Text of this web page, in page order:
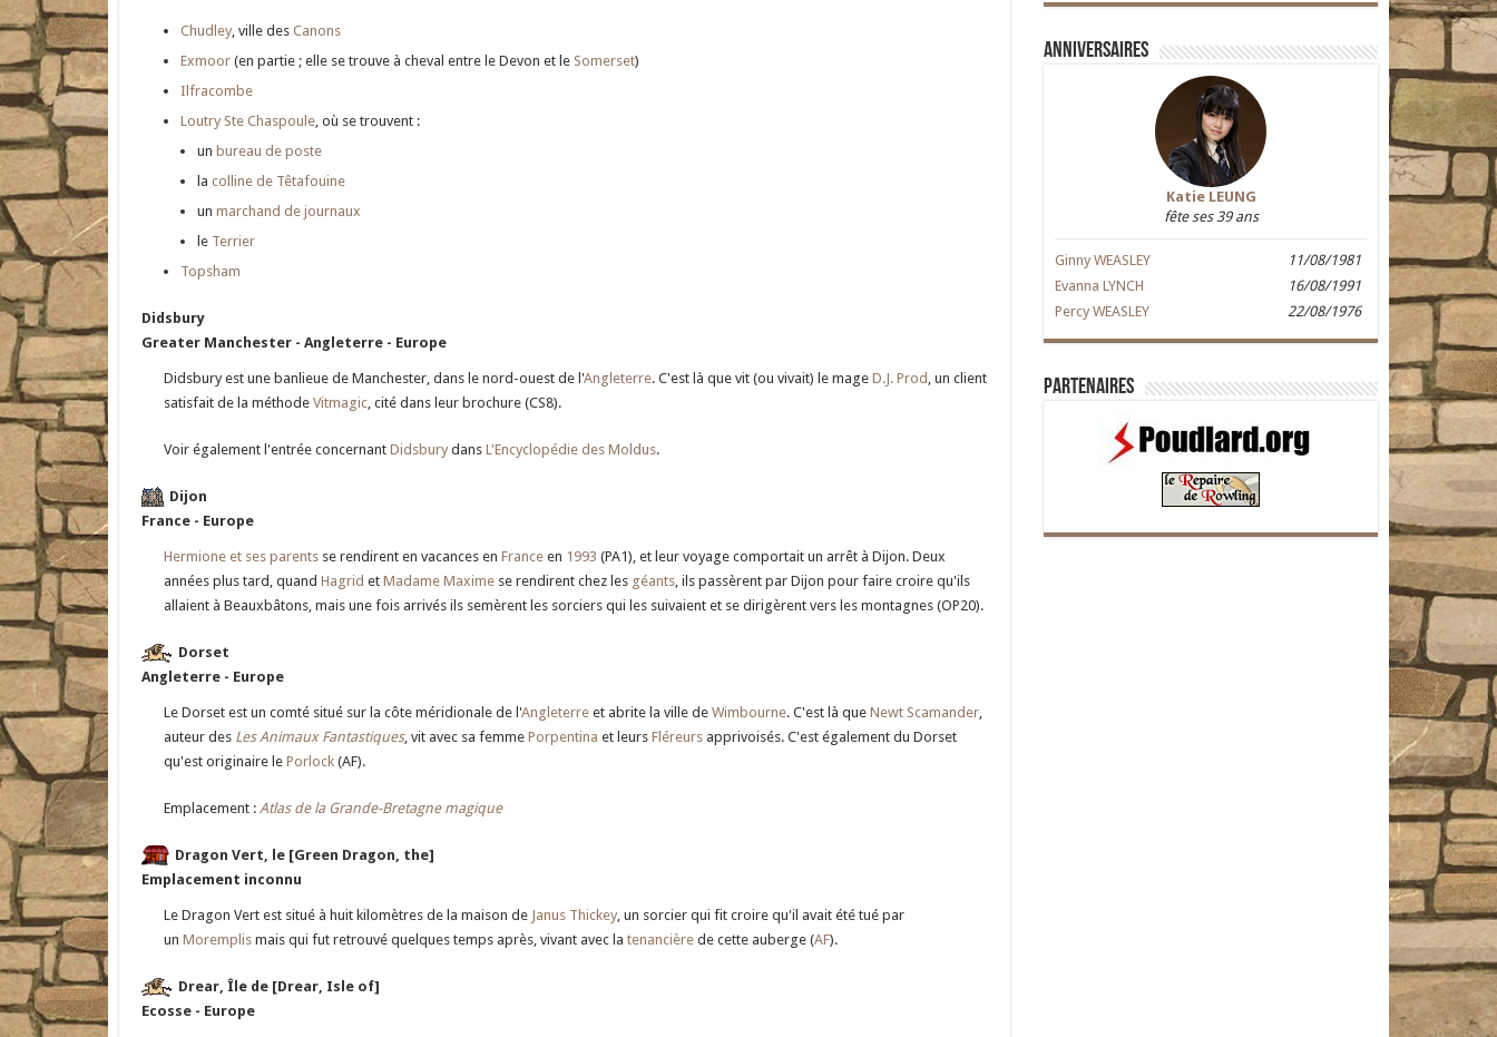
Chudley, ville des Canons
Exmoor (en partie ; elle se trouve à cheval entre le Devon et le Somerset)
Ilfracombe
Loutry Ste Chaspoule, où se trouvent :
un bureau de poste
la colline de Têtafouine
un marchand de journaux
le Terrier
Topsham
Didsbury
Greater Manchester - Angleterre - Europe
Didsbury est une banlieue de Manchester, dans le nord-ouest de l'Angleterre. C'est là que vit (ou vivait) le mage D.J. Prod , un client
satisfait de la méthode Vitmagic, cité dans leur brochure (CS8).
Voir également l'entrée concernant Didsbury dans L'Encyclopédie des Moldus.
Dijon
France - Europe
Hermione et ses parents se rendirent en vacances en France en 1993 (PA1), et leur voyage comportait un arrêt à Dijon. Deux
années plus tard, quand Hagrid et Madame Maxime se rendirent chez les géants, ils passèrent par Dijon pour faire croire qu'ils
allaient à Beauxbâtons, mais une fois arrivés ils semèrent les sorciers qui les suivaient et se dirigèrent vers les montagnes (OP20).
Dorset
Angleterre - Europe
Le Dorset est un comté situé sur la côte méridionale de l'Angleterre et abrite la ville de Wimbourne. C'est là que Newt Scamander,
auteur des Les Animaux Fantastiques, vit avec sa femme Porpentina et leurs Fléreurs apprivoisés. C'est également du Dorset
qu'est originaire le Porlock (AF).
Emplacement : Atlas de la Grande-Bretagne magique
Dragon Vert, le [Green Dragon, the]
Emplacement inconnu
Le Dragon Vert est situé à huit kilomètres de la maison de Janus Thickey, un sorcier qui fit croire qu'il avait été tué par
un Moremplis mais qui fut retrouvé quelques temps après, vivant avec la tenancière de cette auberge (AF).
Drear, Île de [Drear, Isle of]
Ecosse - Europe
Anniversaires
Katie LEUNG
fête ses 39 ans
Ginny WEASLEY
11/08/1981
Evanna LYNCH
16/08/1991
Percy WEASLEY
22/08/1976
Partenaires